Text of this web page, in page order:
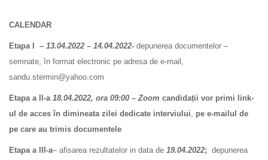
CALENDAR
Etapa I – 13.04.2022 – 14.04.2022- depunerea documentelor –
semnate, în format electronic pe adresa de e-mail,
sandu.stermin@yahoo.com
Etapa a II-a18.04.2022, ora 09:00 – Zoom candidații vor primi link-
ul de acces în dimineata zilei dedicate interviului, pe e-mailul de
pe care au trimis documentele
Etapa a III-a– afisarea rezultatelor in data de 19.04.2022; depunerea